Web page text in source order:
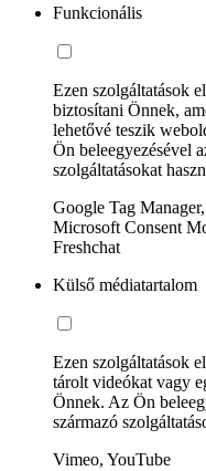
Funkcionális
Ezen szolgáltatások
biztosítani Önnek,
lehetővé teszik
Ön beleegyezésével
szolgáltatásokat
Google Tag
Microsoft Consent
Freshchat
Külső médiatartalom
Ezen szolgáltatások
tárolt videókat vagy
Önnek. Az Ön
származó
Vimeo, YouTube